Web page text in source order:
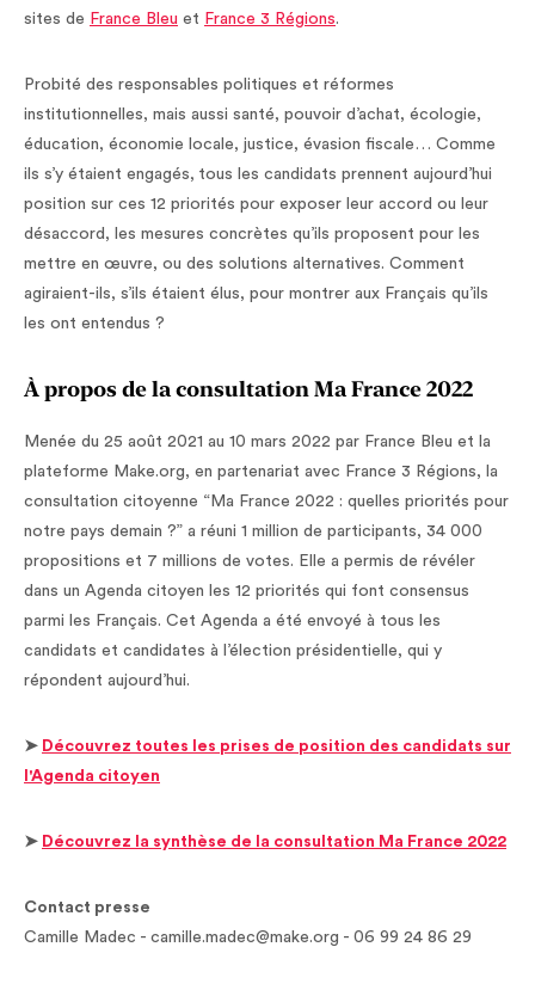
sites de France Bleu et France 3 Régions.
Probité des responsables politiques et réformes
institutionnelles, mais aussi santé, pouvoir d’achat, écologie,
éducation, économie locale, justice, évasion fiscale… Comme
ils s’y étaient engagés, tous les candidats prennent aujourd’hui
position sur ces 12 priorités pour exposer leur accord ou leur
désaccord, les mesures concrètes qu’ils proposent pour les
mettre en œuvre, ou des solutions alternatives. Comment
agiraient-ils, s’ils étaient élus, pour montrer aux Français qu’ils
les ont entendus ?
À propos de la consultation Ma France 2022
Menée du 25 août 2021 au 10 mars 2022 par France Bleu et la
plateforme Make.org, en partenariat avec France 3 Régions, la
consultation citoyenne “Ma France 2022 : quelles priorités pour
notre pays demain ?” a réuni 1 million de participants, 34 000
propositions et 7 millions de votes. Elle a permis de révéler
dans un Agenda citoyen les 12 priorités qui font consensus
parmi les Français. Cet Agenda a été envoyé à tous les
candidats et candidates à l’élection présidentielle, qui y
répondent aujourd’hui.
➤ Découvrez toutes les prises de position des candidats sur
l'Agenda citoyen
➤ Découvrez la synthèse de la consultation Ma France 2022
Contact presse
Camille Madec - camille.madec@make.org - 06 99 24 86 29